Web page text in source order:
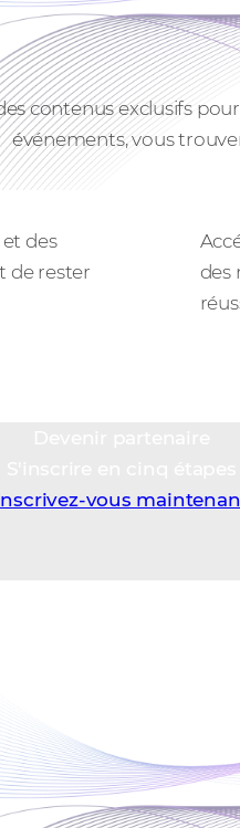
contenus exclusifs
événements, vous
des
de rester
des
vous